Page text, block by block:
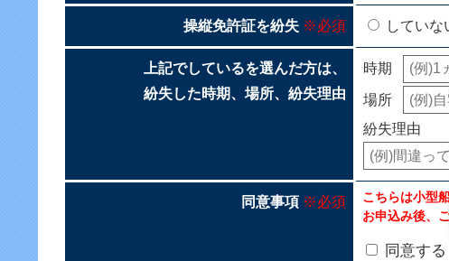
操縦免許証を紛失 ※必須 していな
上記でしているを選んだ方は、
紛失した時期、場所、紛失理由
時期
場所
紛失理由
同意事項 ※必須
こちらは小型
お申込み後、
同意する